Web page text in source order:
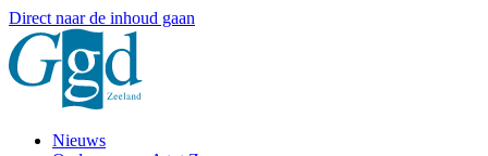
Direct naar de inhoud gaan
Nieuws